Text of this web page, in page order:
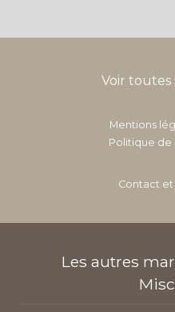
Voir toutes
Mentions
Politique
Contact
Les autres